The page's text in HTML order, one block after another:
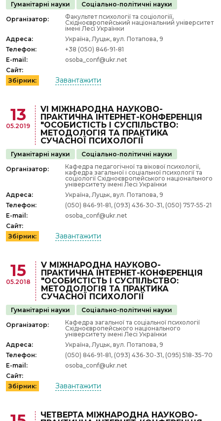
Гуманітарні науки
Соціально-політичні науки
Організатор:
Факультет психології та соціологіїї,
Східноєвропейський національний університет
імені Лесі Українки
Адреса:
Україна, Луцьк, вул. Потапова, 9
Телефон:
+38 (050) 846-91-81
E-mail:
osoba_conf@ukr.net
Сайт:
Збірник:
Завантажити
13
05.2019
VI МІЖНАРОДНА НАУКОВО-
ПРАКТИЧНА ІНТЕРНЕТ-КОНФЕРЕНЦІЯ
"ОСОБИСТІСТЬ І СУСПІЛЬСТВО:
МЕТОДОЛОГІЯ ТА ПРАКТИКА
СУЧАСНОЇ ПСИХОЛОГІЇ
Гуманітарні науки
Соціально-політичні науки
Організатор:
Кафедра педагогічної та вікової психології,
кафедра загальної і соціальної психології та
соціології Східноєвропейського національного
університету імені Лесі Українки
Адреса:
Україна, Луцьк, вул. Потапова, 9
Телефон:
(050) 846-91-81, (093) 436-30-31, (050) 757-55-21
E-mail:
osoba_conf@ukr.net
Сайт:
Збірник:
Завантажити
15
05.2018
V МІЖНАРОДНА НАУКОВО-
ПРАКТИЧНА ІНТЕРНЕТ-КОНФЕРЕНЦІЯ
"ОСОБИСТІСТЬ І СУСПІЛЬСТВО:
МЕТОДОЛОГІЯ ТА ПРАКТИКА
СУЧАСНОЇ ПСИХОЛОГІЇ
Гуманітарні науки
Соціально-політичні науки
Організатор:
Кафедра загальної та соціальної психології
Східноєвропейського національного
університету імені Лесі Українки
Адреса:
Україна, Луцьк, вул. Потапова, 9
Телефон:
(050) 846-91-81, (093) 436-30-31, (095) 518-35-70
E-mail:
osoba_conf@ukr.net
Сайт:
Збірник:
Завантажити
ЧЕТВЕРТА МІЖНАРОДНА НАУКОВО-